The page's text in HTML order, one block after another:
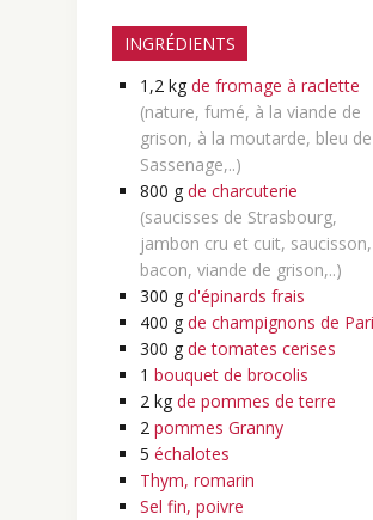
INGRÉDIENTS
1,2 kg de fromage à raclette
(nature, fumé, à la viande de
grison, à la moutarde, bleu de
Sassenage,..)
800 g de charcuterie
(saucisses de Strasbourg,
jambon cru et cuit, saucisson,
bacon, viande de grison,..)
300 g d'épinards frais
400 g de champignons de
300 g de tomates cerises
1 bouquet de brocolis
2 kg de pommes de terre
2 pommes Granny
5 échalotes
Thym, romarin
Sel fin, poivre